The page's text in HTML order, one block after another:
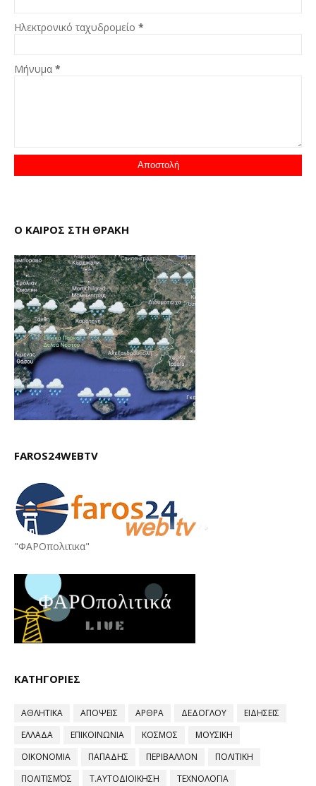
Ηλεκτρονικό ταχυδρομείο *
Μήνυμα *
Ο ΚΑΙΡΟΣ ΣΤΗ ΘΡΑΚΗ
FAROS24WEBTV
"ΦΑΡΟπολιτικα"
ΚΑΤΗΓΟΡΙΕΣ
ΑΘΛΗΤΙΚΑ ΑΠΟΨΕΙΣ ΑΡΘΡΑ ΔΕΔΟΓΛΟΥ
ΕΙΔΗΣΕΙΣ
ΕΛΛΑΔΑ
ΕΠΙΚΟΙΝΩΝΙΑ ΚΟΣΜΟΣ
ΜΟΥΣΙΚΗ
ΟΙΚΟΝΟΜΙΑ
ΠΑΠΑΔΗΣ ΠΕΡΙΒΑΛΛΟΝ
ΠΟΛΙΤΙΚΗ
ΠΟΛΙΤΙΣΜΌΣ
Τ.ΑΥΤΟΔΙΟΙΚΗΣΗ ΤΕΧΝΟΛΟΓΙΑ